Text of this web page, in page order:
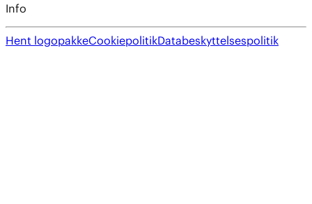
Info
Hent logopakkeCookiepolitikDatabeskyttelsespolitik